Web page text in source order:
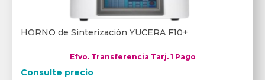
HORNO de Sinterización YUCERA F10+
Efvo. Transferencia Tarj. 1 Pago
Consulte precio